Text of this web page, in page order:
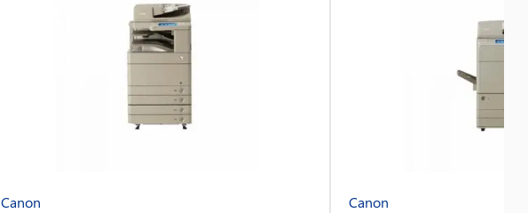
Canon Canon